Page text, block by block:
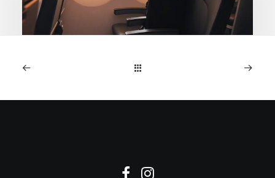
1. Mai 2026